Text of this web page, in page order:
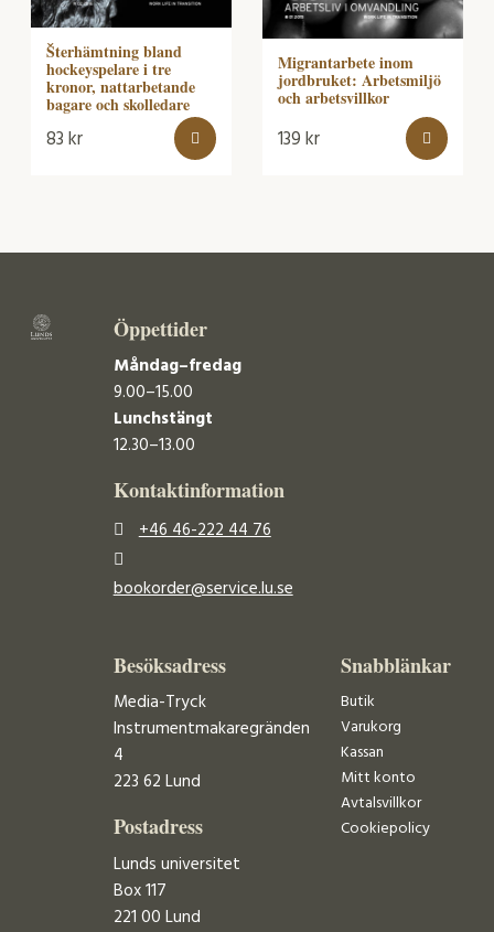
Šterhämtning bland
hockeyspelare i tre
kronor, nattarbetande
bagare och skolledare
83kr
Migrantarbete inom
jordbruket: Arbetsmiljö
och arbetsvillkor
139kr
Öppettider
Måndag–fredag
9.00–15.00
Lunchstängt
12.30–13.00
Kontaktinformation
+46 46-222 44 76
bookorder@service.lu.se
Besöksadress
Media-Tryck
Instrumentmakaregränden
4
223 62 Lund
Postadress
Lunds universitet
Box 117
221 00 Lund
Snabblänkar
Butik
Varukorg
Kassan
Mitt konto
Avtalsvillkor
Cookiepolicy